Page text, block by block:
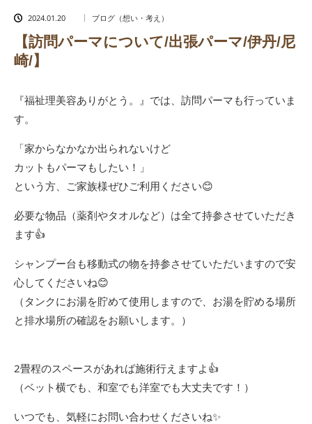
2024.01.20 ブログ（想い・考え）
【訪問パーマについて/出張パーマ/伊丹/尼
崎/】
『福祉理美容ありがとう。』では、訪問パーマも行っていま
す。
「家からなかなか出られないけど
カットもパーマもしたい！」
という方、ご家族様ぜひご利用ください😊
必要な物品（薬剤やタオルなど）は全て持参させていただき
ます👍
シャンプー台も移動式の物を持参させていただいますので安
心してくださいね😊
（タンクにお湯を貯めて使用しますので、お湯を貯める場所
と排水場所の確認をお願いします。）
2畳程のスペースがあれば施術行えますよ👍
（ベット横でも、和室でも洋室でも大丈夫です！）
いつでも、気軽にお問い合わせくださいね✨